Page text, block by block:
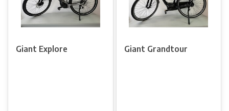
Giant Explore Giant Grandtour